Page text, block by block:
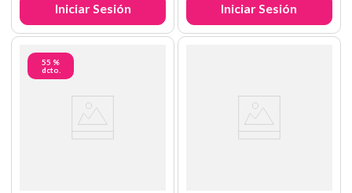
Iniciar Sesión
Iniciar Sesión
55 %
dcto.